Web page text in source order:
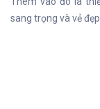
sang trọng và vẻ đẹp